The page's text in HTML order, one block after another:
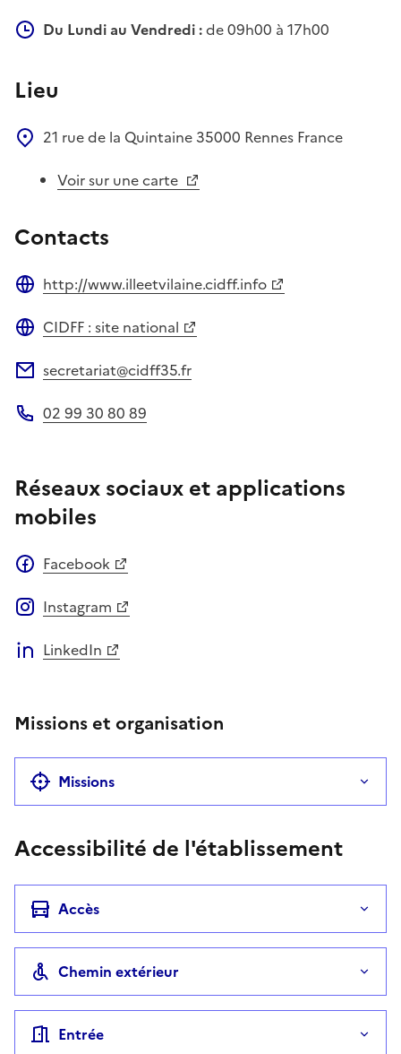
Du Lundi au Vendredi :de 09h00 à 17h00
Lieu
21 rue de la Quintaine 35000 Rennes France
Voir sur une carte
Contacts
http://www.illeetvilaine.cidff.info
CIDFF : site national
secretariat@cidff35.fr
02 99 30 80 89
Réseaux sociaux et applications
mobiles
Facebook
Instagram
LinkedIn
Missions et organisation
Missions
Accessibilité de l'établissement
Accès
Chemin extérieur
Entrée